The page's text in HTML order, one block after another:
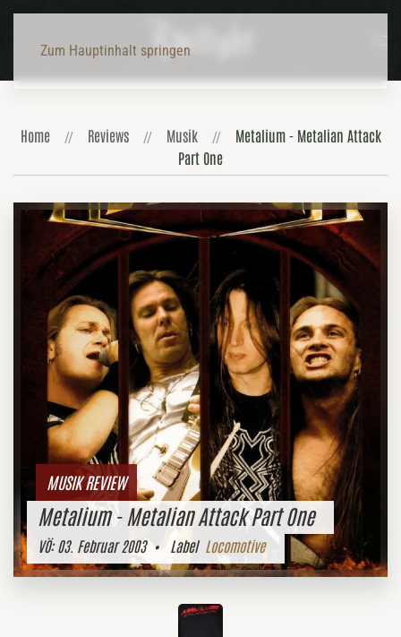
Zum Hauptinhalt springen
Home Reviews Musik
Metalium - Metalian Attack
Part One
MUSIK REVIEW
Metalium - Metalian Attack Part One
VÖ:03. Februar 2003• Label Locomotive